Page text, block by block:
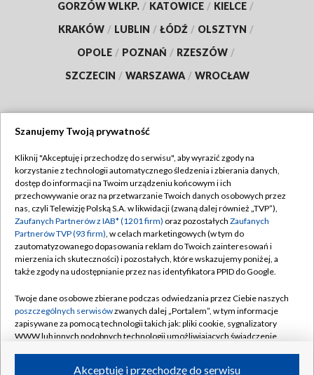
GORZÓW WLKP. / KATOWICE / KIELCE /
KRAKÓW / LUBLIN / ŁÓDŹ / OLSZTYN /
OPOLE / POZNAŃ / RZESZÓW /
SZCZECIN / WARSZAWA / WROCŁAW
TVP
Abonament TVP
Emisja w TVP
Centrum informacji TVP
Naziemna Telewizja Cyfrowa
Rada Programowa
System NOS
Informacje o nadawcy
Regulamin TVP
Polityka prywatności
Moje zgody
Pomoc
Kontakt
Kanały
Szanujemy Twoją prywatność
Kliknij "Akceptuję i przechodzę do serwisu", aby wyrazić zgody na
korzystanie z technologii automatycznego śledzenia i zbierania danych,
dostęp do informacji na Twoim urządzeniu końcowym i ich
przechowywanie oraz na przetwarzanie Twoich danych osobowych przez
nas, czyli Telewizję Polską S.A. w likwidacji (zwaną dalej również „TVP”),
Zaufanych Partnerów z IAB* (1201 firm) oraz pozostałych Zaufanych
Partnerów TVP (93 firm), w celach marketingowych (w tym do
zautomatyzowanego dopasowania reklam do Twoich zainteresowań i
mierzenia ich skuteczności) i pozostałych, które wskazujemy poniżej, a
także zgody na udostępnianie przez nas identyfikatora PPID do Google.
Twoje dane osobowe zbierane podczas odwiedzania przez Ciebie naszych
poszczególnych serwisówzwanych dalej „Portalem”, w tym informacje
zapisywane za pomocą technologii takich jak: pliki cookie, sygnalizatory
WWW lub innych podobnych technologii umożliwiających świadczenie
Akceptuję i przechodzę do serwisu